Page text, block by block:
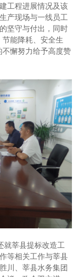
工程进展情况及该
产现场与一线员工
坚守与付出，同时
能降耗、安全生
懈努力给予高度赞
莘县提标改造工
等相关工作与莘县
川、莘县水务集团